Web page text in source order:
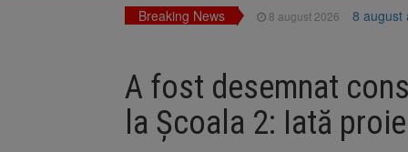
Breaking News 8 august 2026 8 august
8 august 2026 Ungaria
8 august 2026
A fost desemnat
la Școala 2: Iată